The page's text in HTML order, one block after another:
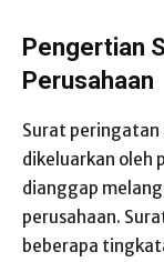
Pengertian
Perusahaan
Surat peringatan
dikeluarkan oleh
dianggap
perusahaan.
beberapa